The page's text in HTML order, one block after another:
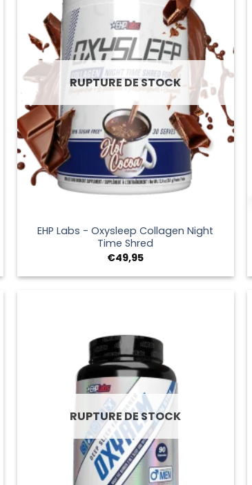
RUPTURE DE STOCK
EHP Labs - Oxysleep Collagen Night
Time Shred
€49,95
RUPTURE DE STOCK